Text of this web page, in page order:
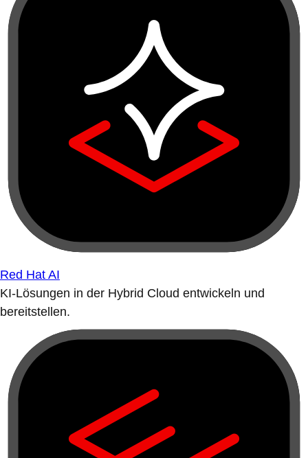
Red Hat AI
KI-Lösungen in der Hybrid Cloud entwickeln und
bereitstellen.